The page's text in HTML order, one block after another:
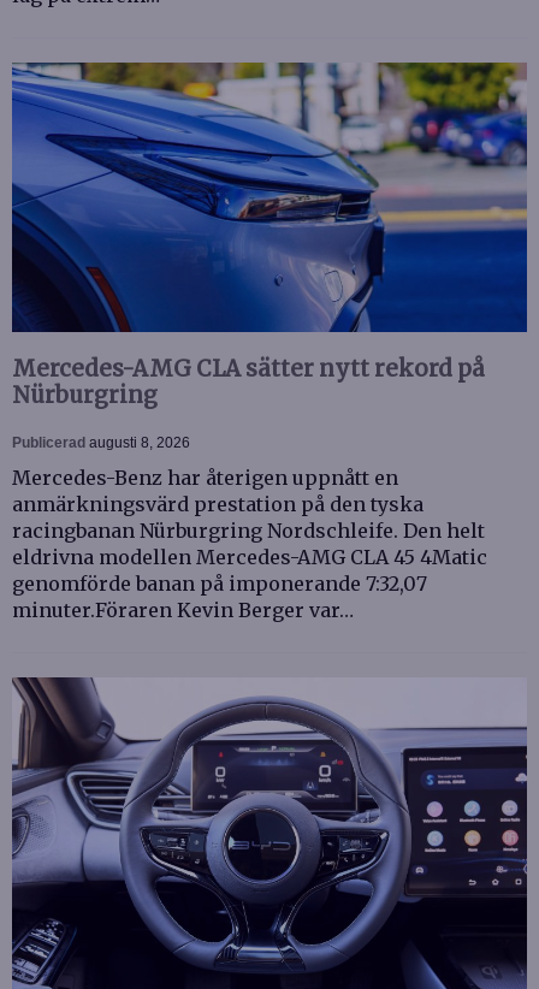
Mercedes-AMG CLA sätter nytt rekord på
Nürburgring
Publicerad augusti 8, 2026
Mercedes-Benz har återigen uppnått en
anmärkningsvärd prestation på den tyska
racingbanan Nürburgring Nordschleife. Den helt
eldrivna modellen Mercedes-AMG CLA 45 4Matic
genomförde banan på imponerande 7:32,07
minuter.Föraren Kevin Berger var…